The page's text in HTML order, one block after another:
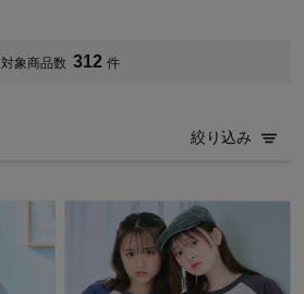
対象商品数 312 件
絞り込み